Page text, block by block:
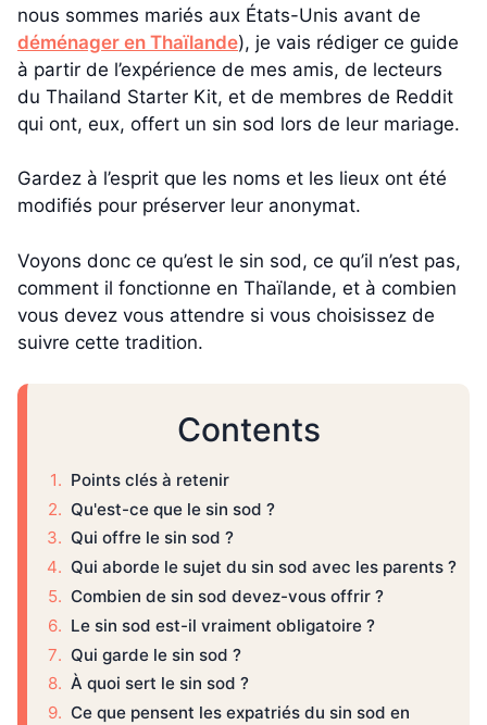
nous sommes mariés aux États-Unis avant de
déménager en Thaïlande), je vais rédiger ce guide
à partir de l’expérience de mes amis, de lecteurs
du Thailand Starter Kit, et de membres de Reddit
qui ont, eux, offert un sin sod lors de leur mariage.
Gardez à l’esprit que les noms et les lieux ont été
modifiés pour préserver leur anonymat.
Voyons donc ce qu’est le sin sod, ce qu’il n’est pas,
comment il fonctionne en Thaïlande, et à combien
vous devez vous attendre si vous choisissez de
suivre cette tradition.
Contents
Points clés à retenir
Qu'est-ce que le sin sod ?
Qui offre le sin sod ?
Qui aborde le sujet du sin sod avec les parents ?
Combien de sin sod devez-vous offrir ?
Le sin sod est-il vraiment obligatoire ?
Qui garde le sin sod ?
À quoi sert le sin sod ?
Ce que pensent les expatriés du sin sod en